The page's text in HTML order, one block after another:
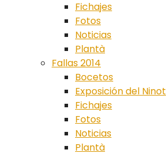
Fichajes
Fotos
Noticias
Plantà
Fallas 2014
Bocetos
Exposición del Ninot
Fichajes
Fotos
Noticias
Plantà